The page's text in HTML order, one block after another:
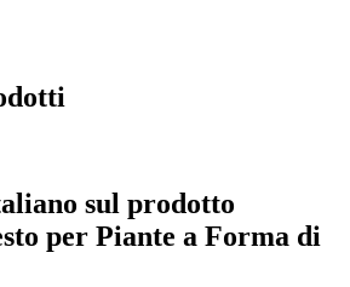
sul prodotto
per Piante a Forma di